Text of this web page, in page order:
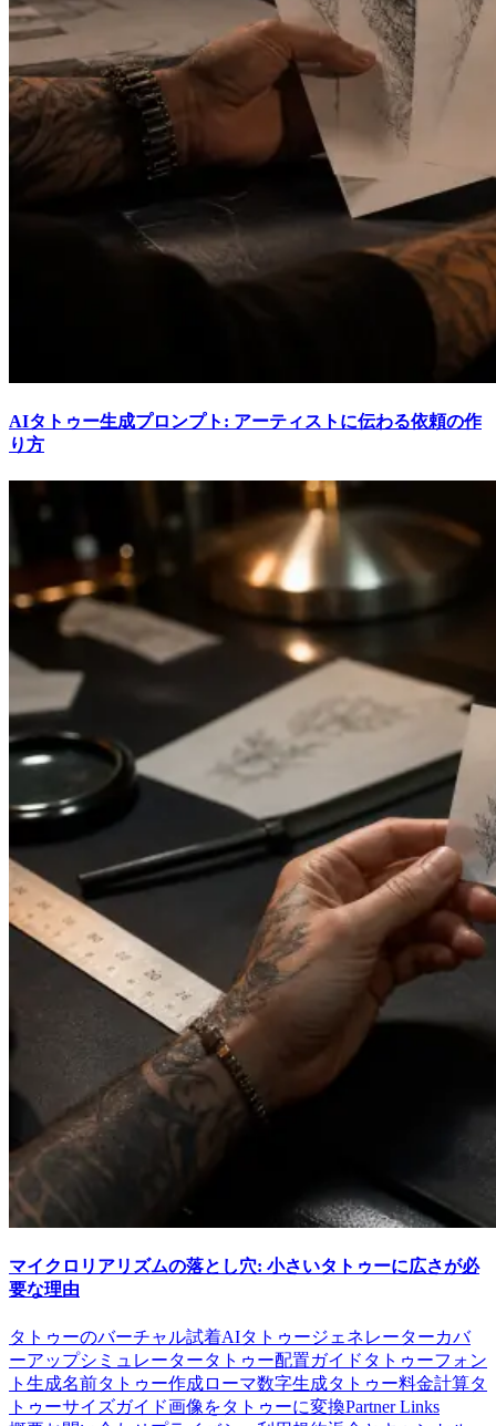
AIタトゥー生成プロンプト: アーティストに伝わる依頼の作
り方
マイクロリアリズムの落とし穴: 小さいタトゥーに広さが必
要な理由
タトゥーのバーチャル試着AIタトゥージェネレーターカバ
ーアップシミュレータータトゥー配置ガイド タトゥーフォン
ト生成名前タトゥー作成ローマ数字生成タトゥー料金計算タ
トゥーサイズガイド画像をタトゥーに変換Partner Links